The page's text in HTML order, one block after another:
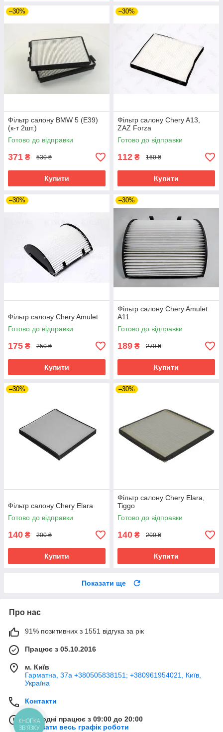
–30%
Фільтр салону BMW 5 (E39)
(к-т 2шт.)
Готово до відправки
371 ₴ 530 ₴
Купити
–30%
Фільтр салону Chery A13,
ZAZ Forza
Готово до відправки
112 ₴ 160 ₴
Купити
–30%
Фільтр салону Chery Amulet
Готово до відправки
175 ₴ 250 ₴
Купити
–30%
Фільтр салону Chery Amulet
A11
Готово до відправки
189 ₴ 270 ₴
Купити
–30%
Фільтр салону Chery Elara
Готово до відправки
140 ₴ 200 ₴
Купити
–30%
Фільтр салону Chery Elara,
Tiggo
Готово до відправки
140 ₴ 200 ₴
Купити
Показати ще
Про нас
91% позитивних з 1551 відгука за рік
Працює з 05.10.2016
м. Київ
Гарматна, 37а +380505838151; +380961954021, Київ,
Україна
Контакти
Сьогодні працює з 09:00 до 20:00
Показати весь графік роботи
КНОПКА
ЗВ'ЯЗКУ